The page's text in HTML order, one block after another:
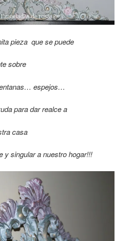
pieza que se puede
sobre
espejos…
para dar realce a
casa
y singular a nuestro hogar!!!